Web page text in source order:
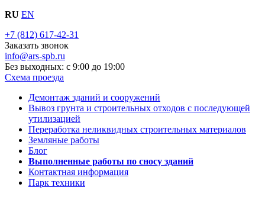
RU EN
+7 (812) 617-42-31
Заказать звонок
info@ars-spb.ru
Без выходных: с 9:00 до 19:00
Схема проезда
Демонтаж зданий и сооружений
Вывоз грунта и строительных отходов с последующей
утилизацией
Переработка неликвидных строительных материалов
Земляные работы
Блог
Выполненные работы по сносу зданий
Контактная информация
Парк техники